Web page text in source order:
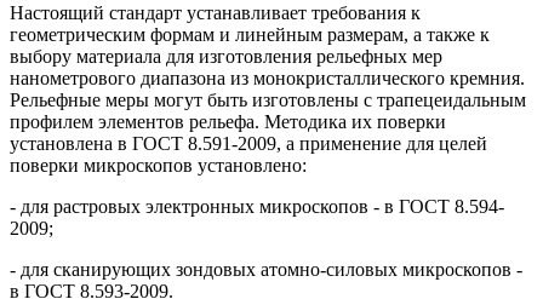
Настоящий стандарт устанавливает требования к
геометрическим формам и линейным размерам, а также к
выбору материала для изготовления рельефных мер
нанометрового диапазона из монокристаллического кремния.
Рельефные меры могут быть изготовлены с трапецеидальным
профилем элементов рельефа. Методика их поверки
установлена в ГОСТ 8.591-2009, а применение для целей
поверки микроскопов установлено:
- для растровых электронных микроскопов - в ГОСТ 8.594-
2009;
- для сканирующих зондовых атомно-силовых микроскопов -
в ГОСТ 8.593-2009.